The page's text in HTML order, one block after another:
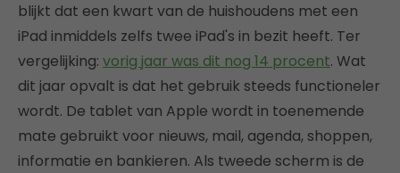
blijkt dat een kwart van de huishoudens met een
iPad inmiddels zelfs twee iPad's in bezit heeft. Ter
vergelijking: vorig jaar was dit nog 14 procent. Wat
dit jaar opvalt is dat het gebruik steeds functioneler
wordt. De tablet van Apple wordt in toenemende
mate gebruikt voor nieuws, mail, agenda, shoppen,
informatie en bankieren. Als tweede scherm is de